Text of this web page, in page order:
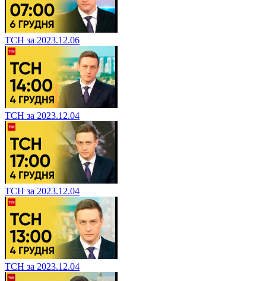
ТСН за 2023.12.06
ТСН за 2023.12.04
ТСН за 2023.12.04
ТСН за 2023.12.04